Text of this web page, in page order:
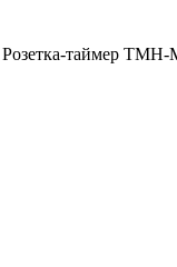
Розетка-таймер TMH-